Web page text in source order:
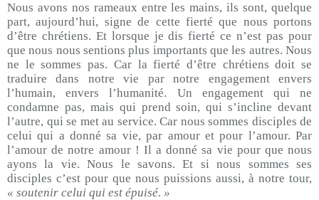
Nous avons nos rameaux entre les mains, ils sont, quelque
part, aujourd’hui, signe de cette fierté que nous portons
d’être chrétiens. Et lorsque je dis fierté ce n’est pas pour
que nous nous sentions plus importants que les autres. Nous
ne le sommes pas. Car la fierté d’être chrétiens doit se
traduire dans notre vie par notre engagement envers
l’humain, envers l’humanité. Un engagement qui ne
condamne pas, mais qui prend soin, qui s’incline devant
l’autre, qui se met au service. Car nous sommes disciples de
celui qui a donné sa vie, par amour et pour l’amour. Par
l’amour de notre amour ! Il a donné sa vie pour que nous
ayons la vie. Nous le savons. Et si nous sommes ses
disciples c’est pour que nous puissions aussi, à notre tour,
« soutenir celui qui est épuisé. »